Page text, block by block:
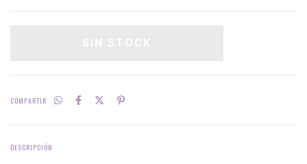
COMPARTIR
DESCRIPCIÓN